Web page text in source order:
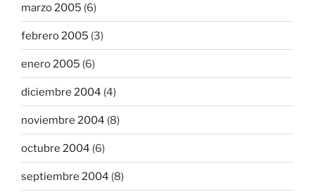
marzo 2005 (6)
febrero 2005 (3)
enero 2005 (6)
diciembre 2004 (4)
noviembre 2004 (8)
octubre 2004 (6)
septiembre 2004 (8)